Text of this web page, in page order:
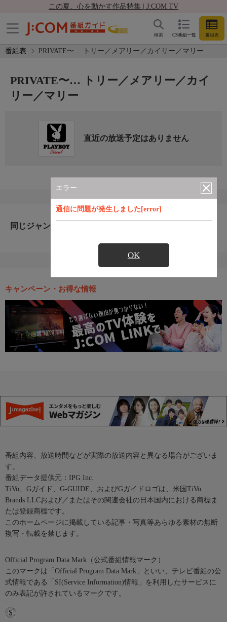
この夏、心を動かす作品特集 | J:COM TV
CS番組一覧 番組表
検索
番組表 PRIVATE〜… トリー／メアリー／カイリー／マリー
エラー
通信に問題が発生しました[error]
OK
PRIVATE〜… トリー／メアリー／カイ
リー／マリー
直近の放送予定はありません
同じジャンルのおすすめ番組
キャンペーン・お得な情報
番組内容、放送時間などが実際の放送内容と異なる場合がございま
す。
番組データ提供元：IPG Inc.
TiVo、Gガイド、G-GUIDE、およびGガイドロゴは、米国TiVo
Brands LLCおよび／またはその関連会社の日本国内における商標ま
たは登録商標です。
このホームページに掲載している記事・写真等あらゆる素材の無断
複写・転載を禁じます。
Official Program Data Mark（公式番組情報マーク）
このマークは「Official Program Data Mark」といい、テレビ番組の公
式情報である「SI(Service Information)情報」を利用したサービスに
のみ表記が許されているマークです。